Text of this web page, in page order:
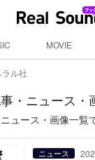
MOVIE
ラル社
・ニュース・
ュース・画像一覧
ニュース